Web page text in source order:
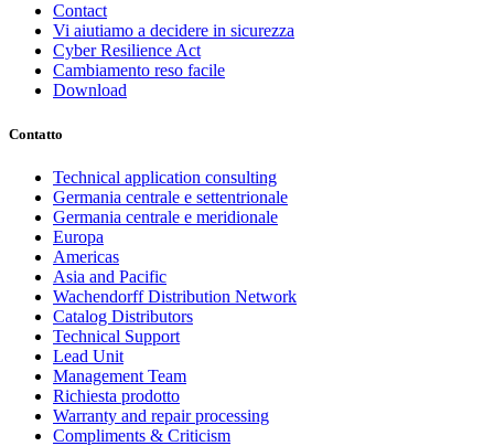
Contact
Vi aiutiamo a decidere in sicurezza
Cyber Resilience Act
Cambiamento reso facile
Download
Contatto
Technical application consulting
Germania centrale e settentrionale
Germania centrale e meridionale
Europa
Americas
Asia and Pacific
Wachendorff Distribution Network
Catalog Distributors
Technical Support
Lead Unit
Management Team
Richiesta prodotto
Warranty and repair processing
Compliments & Criticism